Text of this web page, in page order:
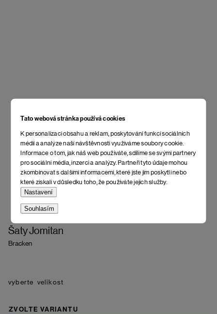
Tato webová stránka používá cookies
K personalizaci obsahu a reklam, poskytování funkcí sociálních
médií a analýze naší návštěvnosti využíváme soubory cookie.
Informace o tom, jak náš web používáte, sdílíme se svými partnery
pro sociální média, inzerci a analýzy. Partneři tyto údaje mohou
zkombinovat s dalšími informacemi, které jste jim poskytli nebo
které získali v důsledku toho, že používáte jejich služby.
Nastavení
Souhlasím
Šaty Jomitan
Bracken
velikost
ZVOLTE VARIANTU